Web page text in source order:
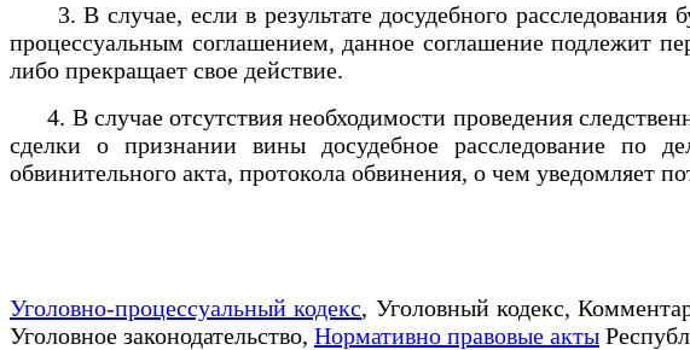
3. В случае, если в результате досудебного расследования
процессуальным соглашением, данное соглашение подлежит
либо прекращает свое действие.
4. В случае отсутствия необходимости проведения
сделки о признании вины досудебное расследование по
обвинительного акта, протокола обвинения, о чем уведомляет
Уголовно-процессуальный кодекс, Уголовный кодекс,
Уголовное законодательство, Нормативно правовые акты